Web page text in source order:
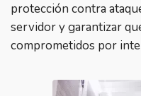
protección contra
servidor y garantizar
comprometidos por